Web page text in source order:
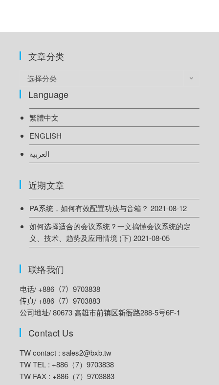
文章分类
选择分类
Language
繁體中文
ENGLISH
العربية
近期文章
PA系统，如何有效配置功放与音箱？ 2021-08-12
如何选择适合的会议系统？一文搞懂会议系统的定
义、技术、趋势及应用情境 (下) 2021-08-05
联络我们
电话/ +886（7）9703838
传真/ +886（7）9703883
公司地址/ 80673 高雄市前镇区新衙路288-5号6F-1
Contact Us
TW contact : sales2@bxb.tw
TW TEL : +886（7）9703838
TW FAX : +886（7）9703883